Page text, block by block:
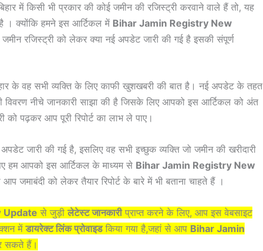
में किसी भी प्रकार की कोई जमीन की रजिस्ट्री करवाने वाले हैं तो, यह
। क्योंकि हमने इस आर्टिकल में Bihar Jamin Registry New
रजिस्ट्री को लेकर क्या नई अपडेट जारी की गई है इसकी संपूर्ण
के वह सभी व्यक्ति के लिए काफी खुशखबरी की बात है। नई अपडेट के तहत
विवरण नीचे जानकारी साझा की है जिसके लिए आपको इस आर्टिकल को अंत
को पढ़कर आप पूरी रिपोर्ट का लाभ ले पाए।
जारी की गई है, इसलिए वह सभी इच्छुक व्यक्ति जो जमीन की खरीदारी
हम आपको इस आर्टिकल के माध्यम से Bihar Jamin Registry New
जमाबंदी को लेकर तैयार रिपोर्ट के बारे में भी बताना चाहते हैं ।
Update से जुड़ी लेटेस्ट जानकारीप्राप्त करने के लिए, आप इस वेबसाइट
मेंडायरेक्ट लिंक प्रोवाइडकिया गया है,जहां से आप Bihar Jamin
सकते हैं।